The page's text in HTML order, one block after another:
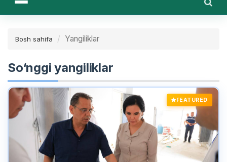
Bosh sahifa Yangiliklar
So‘nggi yangiliklar
FEATURED